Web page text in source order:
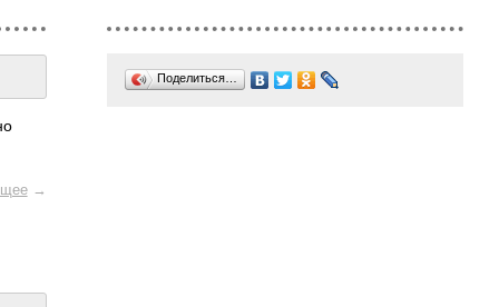
→
Поделиться…